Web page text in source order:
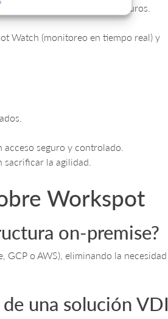
apps o navegadores seguros.
Watch (monitoreo en tiempo real) y
acceso seguro y controlado.
sacrificar la agilidad.
Workspot
on-premise?
o AWS), eliminando la necesidad
una solución VDI